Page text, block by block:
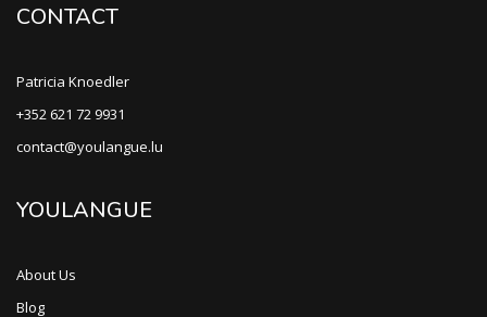
CONTACT
Patricia Knoedler
+352 621 72 9931
contact@youlangue.lu
YOULANGUE
About Us
Blog